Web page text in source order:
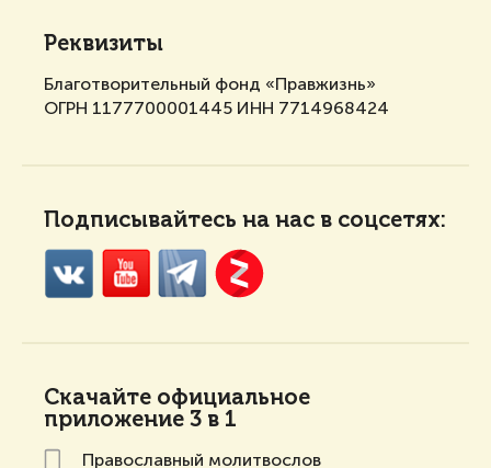
Реквизиты
Благотворительный фонд «Правжизнь»
ОГРН 1177700001445 ИНН 7714968424
Подписывайтесь на нас в соцсетях:
Скачайте официальное
приложение 3 в 1
Православный молитвослов